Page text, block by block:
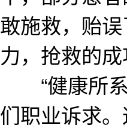
敢施救，贻
力，抢救的
“健康所系
们职业诉求